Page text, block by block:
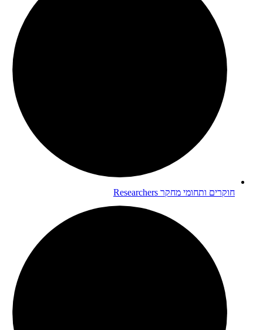
חוקרים ותחומי מחקר Researchers